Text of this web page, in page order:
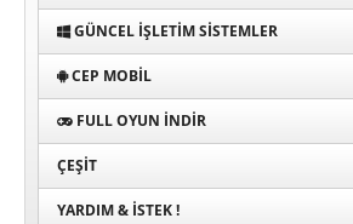
GÜNCEL İŞLETIM SISTEMLER
CEP MOBIL
FULL OYUN İNDIR
ÇEŞIT
YARDIM & İSTEK !